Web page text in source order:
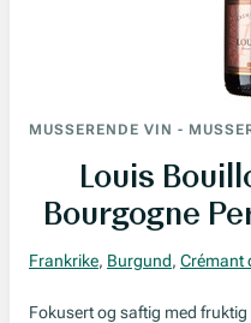
MUSSERENDE VIN -
Louis
Bourgogne
Frankrike, Burgund, Crémant
Fokusert og saftig med